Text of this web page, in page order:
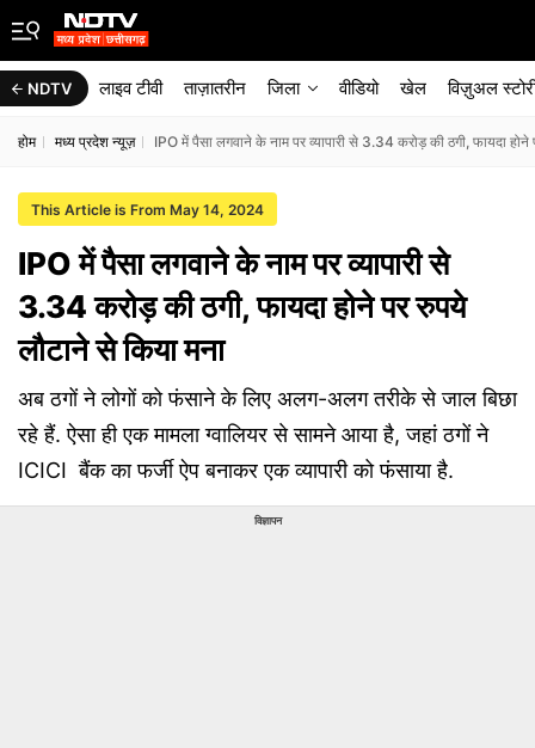
NDTV लाइव टीवी ताज़ातरीन जिला वीडियो खेल विज़ुअल
होम मध्य प्रदेश न्यूज़ IPO में पैसा लगवाने के नाम पर व्यापारी से 3.34 करोड़ की ठगी, फायदा
This Article is From May 14, 2024
IPO में पैसा लगवाने के नाम पर व्यापारी से
3.34 करोड़ की ठगी, फायदा होने पर रुपये
लौटाने से किया मना
अब ठगों ने लोगों को फंसाने के लिए अलग-अलग तरीके से जाल बिछा
रहे हैं. ऐसा ही एक मामला ग्वालियर से सामने आया है, जहां ठगों ने
ICICI बैंक का फर्जी ऐप बनाकर एक व्यापारी को फंसाया है.
विज्ञापन